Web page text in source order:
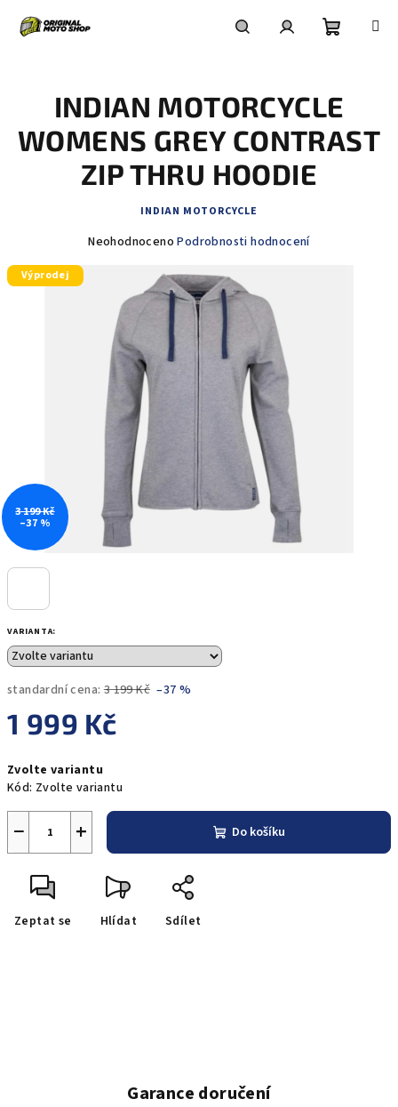
košík
VARIANTA:
standardní cena: 3 199 Kč –37 %
1 999 Kč
cena:
Zvolte variantu
Kód: Zvolte variantu
+
− Do košíku
Zeptat se Hlídat Sdílet
INDIAN MOTORCYCLE
WOMENS GREY CONTRAST
ZIP THRU HOODIE
INDIAN MOTORCYCLE
Průměrné
hvězdiček.
Neohodnoceno Podrobnosti hodnocení
Výprodej
3 199 Kč
–37 %
Garance doručení